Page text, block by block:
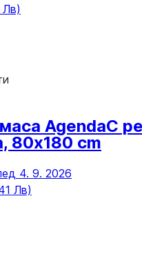
AgendaС
80x180 cm
4. 9. 2026
Лв)